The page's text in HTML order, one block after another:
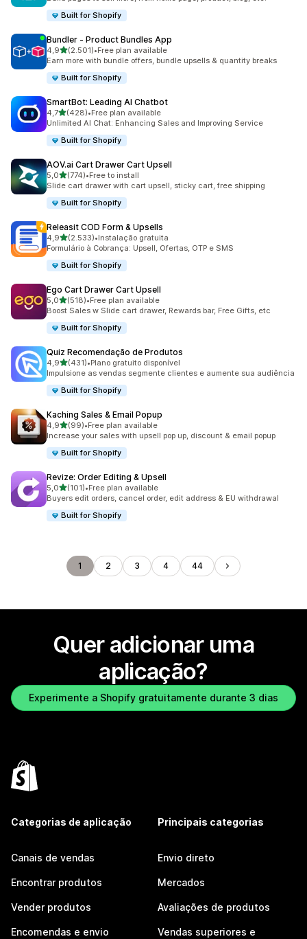
Built for Shopify
Bundler ‑ Product Bundles App
4,9de 5 estrelas
(2.501)
2501 total de avaliações
•Free plan available
Earn more with bundle offers, bundle upsells & quantity breaks
Built for Shopify
SmartBot: Leading AI Chatbot
4,7de 5 estrelas
(428)
428 total de avaliações
•Free plan available
Unlimited AI Chat: Enhancing Sales and Improving Service
Built for Shopify
AOV.ai Cart Drawer Cart Upsell
5,0de 5 estrelas
(774)
774 total de avaliações
•Free to install
Slide cart drawer with cart upsell, sticky cart, free shipping
Built for Shopify
Releasit COD Form & Upsells
4,9de 5 estrelas
(2.533)
2533 total de avaliações
•Instalação gratuita
Formulário à Cobrança: Upsell, Ofertas, OTP e SMS
Built for Shopify
Ego Cart Drawer Cart Upsell
5,0de 5 estrelas
(518)
518 total de avaliações
•Free plan available
Boost Sales w Slide cart drawer, Rewards bar, Free Gifts, etc
Built for Shopify
Quiz Recomendação de Produtos
4,9de 5 estrelas
(431)
431 total de avaliações
•Plano gratuito disponível
Impulsione as vendas segmente clientes e aumente sua audiência
Built for Shopify
Kaching Sales & Email Popup
4,9de 5 estrelas
(99)
99 total de avaliações
•Free plan available
Increase your sales with upsell pop up, discount & email popup
Built for Shopify
Revize: Order Editing & Upsell
5,0de 5 estrelas
(101)
101 total de avaliações
•Free plan available
Buyers edit orders, cancel order, edit address & EU withdrawal
Built for Shopify
1 2 3 4 44
Quer adicionar uma
aplicação?
Experimente a Shopify gratuitamente durante 3 dias
Categorias de aplicação
Canais de vendas
Encontrar produtos
Vender produtos
Encomendas e envio
Principais categorias
Envio direto
Mercados
Avaliações de produtos
Vendas superiores e